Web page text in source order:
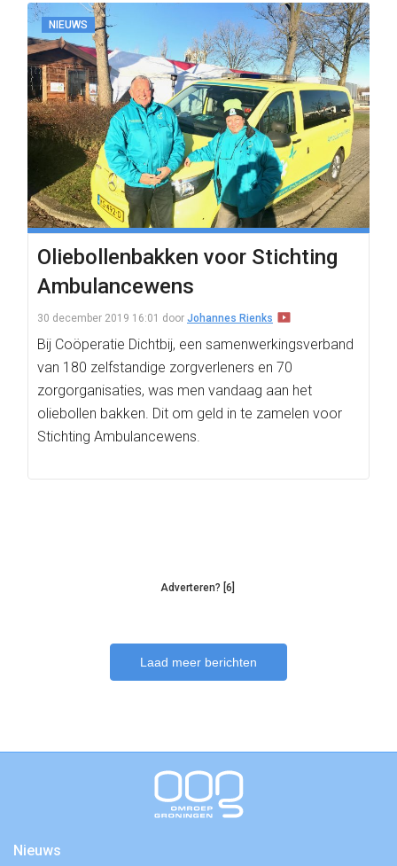
NIEUWS
Oliebollenbakken voor Stichting
Ambulancewens
30 december 2019 16:01 door Johannes Rienks
Bij Coöperatie Dichtbij, een samenwerkingsverband
van 180 zelfstandige zorgverleners en 70
zorgorganisaties, was men vandaag aan het
oliebollen bakken. Dit om geld in te zamelen voor
Stichting Ambulancewens.
Adverteren? [6]
Laad meer berichten
Nieuws